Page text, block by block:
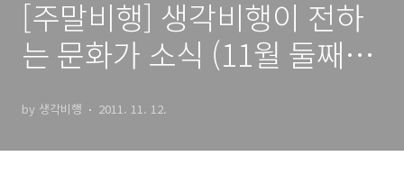
[주말비행] 생각비행이 전하
는 문화가 소식 (11월 둘째
by 생각비행 2011. 11. 12.